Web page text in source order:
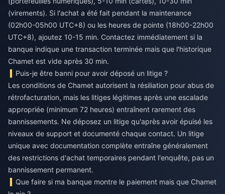
(virements). Si l'achat a été fait pendant la maintenance
(02h00-05h00 UTC+8) ou les heures de pointe (18h00-22h00
UTC+8), ajoutez 10-15 min. Contactez immédiatement si la
banque indique une transaction terminée mais que l'historique
Chamet est vide après 30 min.
Puis-je être banni pour avoir déposé un litige ?
Les conditions de Chamet autorisent la résiliation pour abus de
rétrofacturation, mais les litiges légitimes après une escalade
appropriée (minimum 72 heures) entraînent rarement des
bannissements. Ne déposez un litige qu'après avoir épuisé les
niveaux de support et documenté chaque contact. Un litige
unique avec documentation complète entraîne généralement
des restrictions d'achat temporaires pendant l'enquête, pas un
bannissement permanent.
Que faire si ma banque montre le paiement mais que Chamet